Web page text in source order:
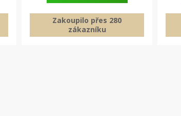
Zakoupilo přes 280
zákazníku